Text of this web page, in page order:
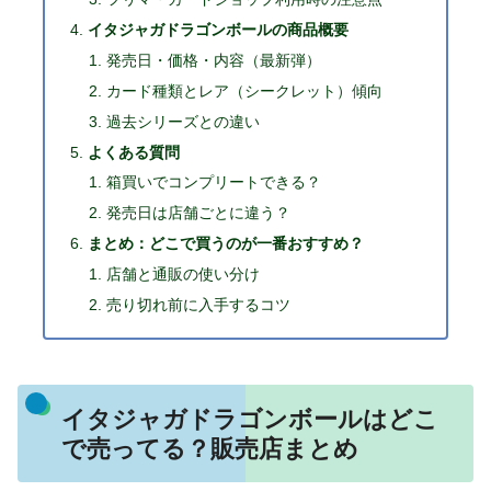
イタジャガドラゴンボールの商品概要
発売日・価格・内容（最新弾）
カード種類とレア（シークレット）傾向
過去シリーズとの違い
よくある質問
箱買いでコンプリートできる？
発売日は店舗ごとに違う？
まとめ：どこで買うのが一番おすすめ？
店舗と通販の使い分け
売り切れ前に入手するコツ
イタジャガドラゴンボールはどこ
で売ってる？販売店まとめ